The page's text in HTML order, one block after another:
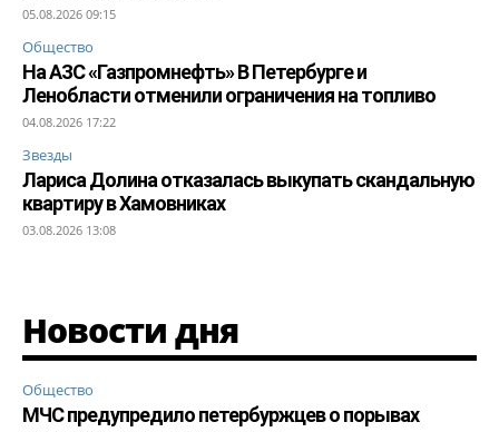
05.08.2026 09:15
Общество
На АЗС «Газпромнефть» В Петербурге и
Ленобласти отменили ограничения на топливо
04.08.2026 17:22
Звезды
Лариса Долина отказалась выкупать скандальную
квартиру в Хамовниках
03.08.2026 13:08
Новости дня
Общество
МЧС предупредило петербуржцев о порывах